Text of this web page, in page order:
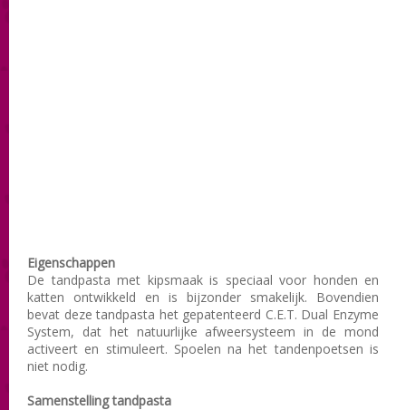
Eigenschappen
De tandpasta met kipsmaak is speciaal voor honden en
katten ontwikkeld en is bijzonder smakelijk. Bovendien
bevat deze tandpasta het gepatenteerd C.E.T. Dual Enzyme
System, dat het natuurlijke afweersysteem in de mond
activeert en stimuleert. Spoelen na het tandenpoetsen is
niet nodig.
Samenstelling tandpasta